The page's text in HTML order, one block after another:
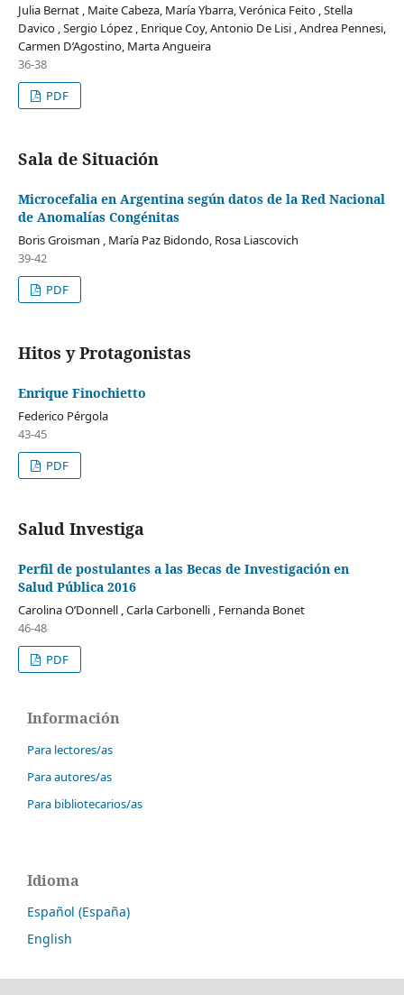
Julia Bernat , Maite Cabeza, María Ybarra, Verónica Feito , Stella
Davico , Sergio López , Enrique Coy, Antonio De Lisi , Andrea Pennesi,
Carmen D’Agostino, Marta Angueira
36-38
PDF
Sala de Situación
Microcefalia en Argentina según datos de la Red Nacional
de Anomalías Congénitas
Boris Groisman , María Paz Bidondo, Rosa Liascovich
39-42
PDF
Hitos y Protagonistas
Enrique Finochietto
Federico Pérgola
43-45
PDF
Salud Investiga
Perfil de postulantes a las Becas de Investigación en
Salud Pública 2016
Carolina O’Donnell , Carla Carbonelli , Fernanda Bonet
46-48
PDF
Información
Para lectores/as
Para autores/as
Para bibliotecarios/as
Idioma
Español (España)
English